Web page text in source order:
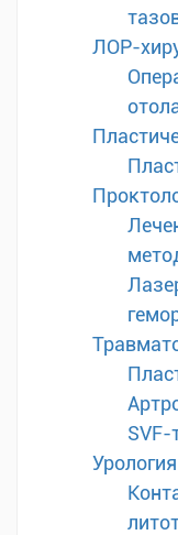
ЛОР-
SVF-
Урология